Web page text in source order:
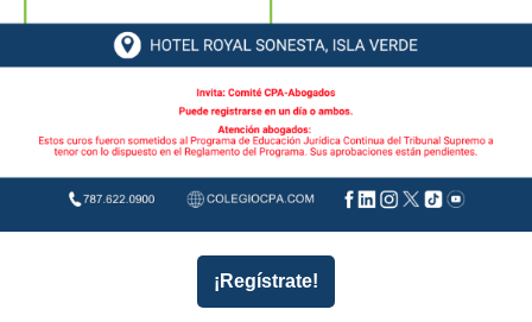
¡Regístrate!